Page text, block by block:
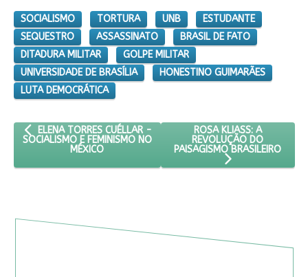
SOCIALISMO TORTURA UNB
ESTUDANTE
SEQUESTRO
ASSASSINATO
BRASIL DE FATO
DITADURA MILITAR
GOLPE MILITAR
UNIVERSIDADE DE BRASÍLIA
HONESTINO GUIMARÃES
LUTA DEMOCRÁTICA
ARTIGO ANTERIOR: ELENA TORRES CUÉLLAR - SOCIALISMO E
ELENA TORRES CUÉLLAR -
SOCIALISMO E FEMINISMO NO
MÉXICO
PRÓXIMO ARTIGO: ROSA
ROSA KLIASS: A
REVOLUÇÃO DO
PAISAGISMO BRASILEIRO